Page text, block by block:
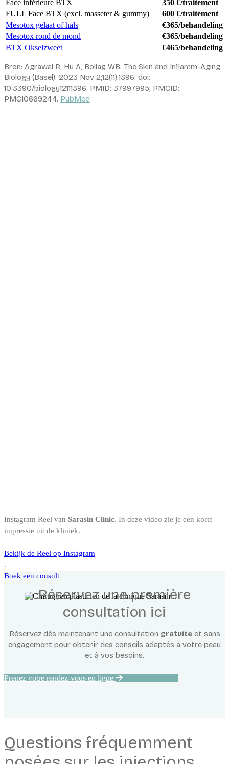
Face inférieure BTX
350 €/traitement
FULL Face BTX (excl. masseter & gummy)
600 €/traitement
Mesotox gelaat of hals
€365/behandeling
Mesotox rond de mond
€365/behandeling
BTX Okselzweet
€465/behandeling
Bron: Agrawal R, Hu A, Bollag WB. The Skin and Inflamm-Aging.
Biology (Basel). 2023 Nov 2;12(11):1396. doi:
10.3390/biology12111396. PMID: 37997995; PMCID:
PMC10669244. PubMed
Instagram Reel van Sarasin Clinic. In deze video zie je een korte
impressie uit de kliniek.
Bekijk de Reel op Instagram
.
Boek een consult
Réservez une première
consultation ici
Réservez dès maintenant une consultation gratuiteet sans
engagement pour obtenir des conseils adaptés à votre peau
et à vos besoins.
Prenez votre rendez-vous en ligne
Questions fréquemment